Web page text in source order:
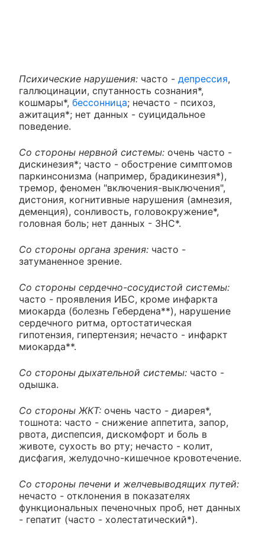
Психические нарушения: часто - депрессия,
галлюцинации, спутанность сознания*,
кошмары*, бессонница; нечасто - психоз,
ажитация*; нет данных - суицидальное
поведение.
Со стороны нервной системы: очень часто -
дискинезия*; часто - обострение симптомов
паркинсонизма (например, брадикинезия*),
тремор, феномен "включения-выключения",
дистония, когнитивные нарушения (амнезия,
деменция), сонливость, головокружение*,
головная боль; нет данных - ЗНС*.
Со стороны органа зрения: часто -
затуманенное зрение.
Со стороны сердечно-сосудистой системы:
часто - проявления ИБС, кроме инфаркта
миокарда (болезнь Гебердена**), нарушение
сердечного ритма, ортостатическая
гипотензия, гипертензия; нечасто - инфаркт
миокарда**.
Со стороны дыхательной системы: часто -
одышка.
Со стороны ЖКТ: очень часто - диарея*,
тошнота: часто - снижение аппетита, запор,
рвота, диспепсия, дискомфорт и боль в
животе, сухость во рту; нечасто - колит,
дисфагия, желудочно-кишечное кровотечение.
Со стороны печени и желчевыводящих путей:
нечасто - отклонения в показателях
функциональных печеночных проб, нет данных
- гепатит (часто - холестатический*).